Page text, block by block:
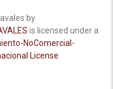
by
is licensed under a
NoComercial-
License